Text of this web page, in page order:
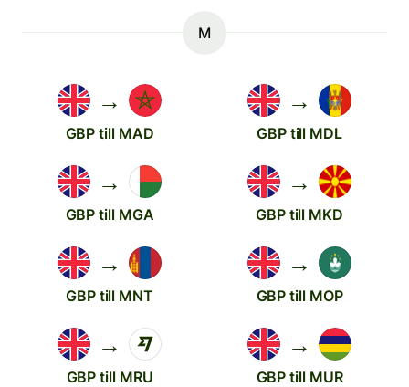
M
→
GBP till MAD
→
GBP till MDL
→
GBP till MGA
→
GBP till MKD
→
GBP till MNT
→
GBP till MOP
→
GBP till MRU
→
GBP till MUR